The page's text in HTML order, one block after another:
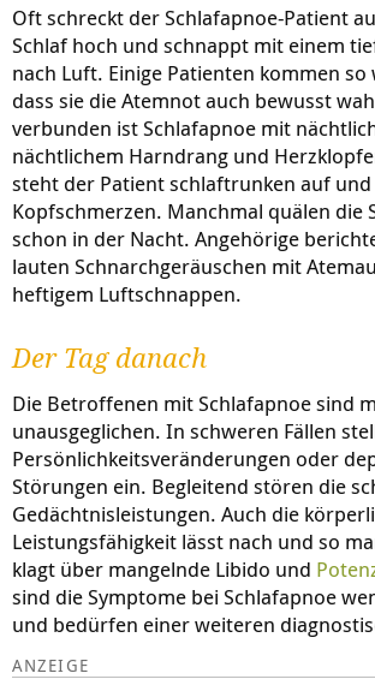
Oft schreckt der Schlafapnoe-Patient
Schlaf hoch und schnappt mit einem
nach Luft. Einige Patienten kommen so
dass sie die Atemnot auch bewusst
verbunden ist Schlafapnoe mit
nächtlichem Harndrang und
steht der Patient schlaftrunken auf
Kopfschmerzen. Manchmal quälen die
schon in der Nacht. Angehörige
lauten Schnarchgeräuschen mit
heftigem Luftschnappen.
Der Tag danach
Die Betroffenen mit Schlafapnoe sind
unausgeglichen. In schweren Fällen
Persönlichkeitsveränderungen oder
Störungen ein. Begleitend stören die
Gedächtnisleistungen. Auch die
Leistungsfähigkeit lässt nach und so
klagt über mangelnde Libido und
sind die Symptome bei Schlafapnoe
und bedürfen einer weiteren